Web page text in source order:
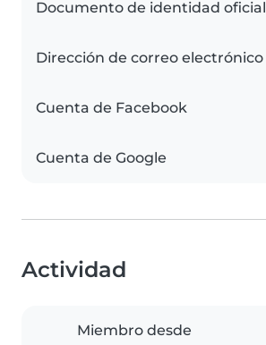
Documento de identidad oficial
Dirección de correo electrónico
Cuenta de Facebook
Cuenta de Google
Actividad
Miembro desde